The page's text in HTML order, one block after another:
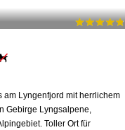
am Lyngenfjord mit herrlichem
Gebirge Lyngsalpene,
Toller Ort für